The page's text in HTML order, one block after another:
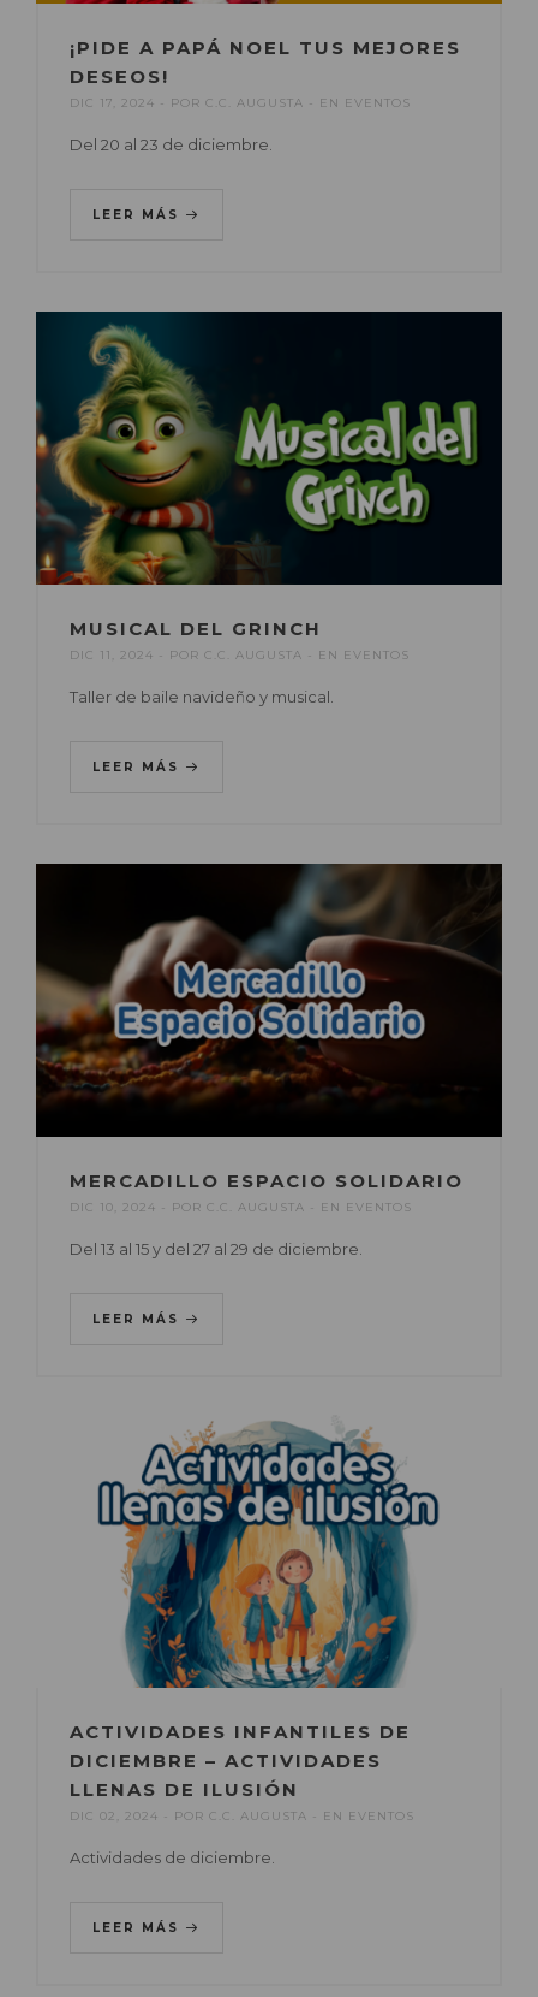
¡PIDE A PAPÁ NOEL TUS MEJORES
DESEOS!
DIC 17, 2024 POR C.C. AUGUSTA EN EVENTOS
Del 20 al 23 de diciembre.
LEER MÁS
MUSICAL DEL GRINCH
DIC 11, 2024 POR C.C. AUGUSTA EN EVENTOS
Taller de baile navideño y musical.
LEER MÁS
MERCADILLO ESPACIO SOLIDARIO
DIC 10, 2024 POR C.C. AUGUSTA EN EVENTOS
Del 13 al 15 y del 27 al 29 de diciembre.
LEER MÁS
ACTIVIDADES INFANTILES DE
DICIEMBRE – ACTIVIDADES
LLENAS DE ILUSIÓN
DIC 02, 2024 POR C.C. AUGUSTA EN EVENTOS
Actividades de diciembre.
LEER MÁS